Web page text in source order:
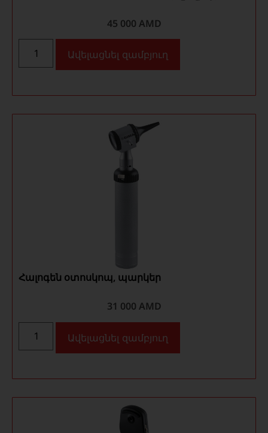
45 000 AMD
Ավելացնել զամբյուղ
Հալոգեն օտոսկոպ, պարկեր
31 000 AMD
Ավելացնել զամբյուղ